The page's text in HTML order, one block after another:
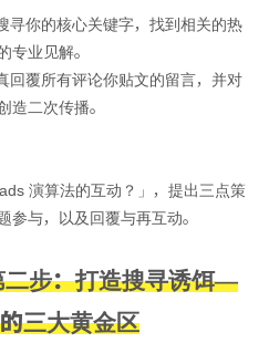
寻你的核心关键字，找到相关的热
专业见解。
回覆所有评论你贴文的留言，并对
造二次传播。
演算法的互动？」，提出三点策
参与，以及回覆与再互动。
二步：打造搜寻诱饵—
三大黄金区